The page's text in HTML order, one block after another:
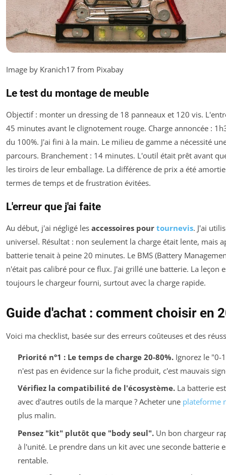
Image by Kranich17 from Pixabay
Le test du montage de meuble
Objectif : monter un dressing de 18 panneaux et 120 vis.
45 minutes avant le clignotement rouge. Charge annoncée :
du 100%. J'ai fini à la main. Le milieu de gamme a nécessité
parcours. Branchement : 14 minutes. L'outil était prêt avant
les tiroirs de leur emballage. La différence de prix a été
termes de temps et de frustration évitées.
L'erreur que j'ai faite
Au début, j'ai négligé les accessoires pour tournevis. J'ai
universel. Résultat : non seulement la charge était lente, mais
batterie tenait à peine 20 minutes. Le BMS (Battery
n'était pas calibré pour ce flux. J'ai grillé une batterie. La leçon
toujours le chargeur fourni, surtout avec la charge rapide.
Guide d'achat : comment choisir en
Voici ma checklist, basée sur des erreurs coûteuses et des
Priorité n°1 : Le temps de charge 20-80%.Ignorez le "0-
n'est pas en évidence sur la fiche produit, c'est mauvais
Vérifiez la compatibilité de l'écosystème.La batterie
avec d'autres outils de la marque ? Acheter une plateforme
plus malin.
Pensez "kit" plutôt que "body seul".Un bon chargeur
à l'unité. Le prendre dans un kit avec une seconde batterie
rentable.